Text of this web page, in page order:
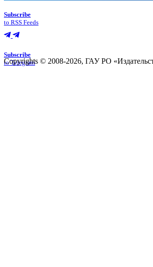
Subscribe
to RSS Feeds
Subscribe
to Telegram
Copyrights © 2008-2026, ГАУ РО